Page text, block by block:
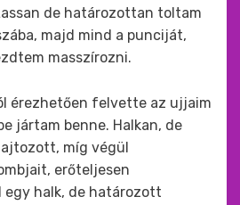
de határozottan toltam
majd mind a punciját,
masszírozni.
érezhetően felvette az ujjaim
jártam benne. Halkan, de
míg végül
erőteljesen
halk, de határozott